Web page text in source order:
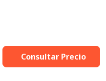
Consultar Precio